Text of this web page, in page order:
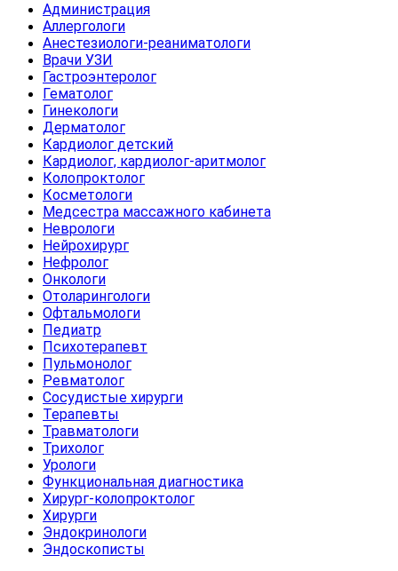
Администрация
Аллергологи
Анестезиологи-реаниматологи
Врачи УЗИ
Гастроэнтеролог
Гематолог
Гинекологи
Дерматолог
Кардиолог детский
Кардиолог, кардиолог-аритмолог
Колопроктолог
Косметологи
Медсестра массажного кабинета
Неврологи
Нейрохирург
Нефролог
Онкологи
Отоларингологи
Офтальмологи
Педиатр
Психотерапевт
Пульмонолог
Ревматолог
Сосудистые хирурги
Терапевты
Травматологи
Трихолог
Урологи
Функциональная диагностика
Хирург-колопроктолог
Хирурги
Эндокринологи
Эндоскописты